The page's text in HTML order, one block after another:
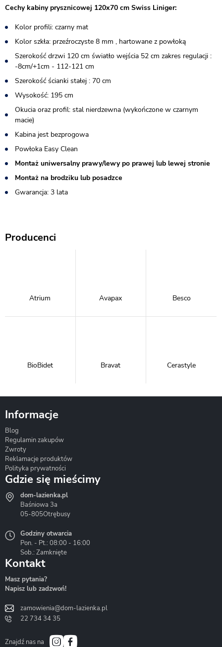
Cechy kabiny prysznicowej 120x70 cm Swiss Liniger:
Kolor profili: czarny mat
Kolor szkła: przeźroczyste 8 mm , hartowane z powłoką
Szerokość drzwi 120 cm światło wejścia 52 cm zakres regulacji :
-8cm/+1cm - 112-121 cm
Szerokość ścianki stałej : 70 cm
Wysokość: 195 cm
Okucia oraz profil: stal nierdzewna (wykończone w czarnym
macie)
Kabina jest bezprogowa
Powłoka Easy Clean
Montaż uniwersalny prawy/lewy po prawej lub lewej stronie
Montaż na brodziku lub posadzce
Gwarancja: 3 lata
Producenci
Atrium Avapax Besco
BioBidet Bravat Cerastyle
Hydrostop
Liveno
Bath&Spa
Informacje
Blog
Regulamin zakupów
Zwroty
Reklamacje produktów
Polityka prywatności
Gdzie się mieścimy
dom-lazienka.pl
Baśniowa 3a
05-805Otrębusy
Godziny otwarcia
Pon. - Pt.: 08:00 - 16:00
Sob.: Zamknięte
Kontakt
Masz pytania?
Napisz lub zadzwoń!
zamowienia@dom-lazienka.pl
22 734 34 35
Znajdź nas na